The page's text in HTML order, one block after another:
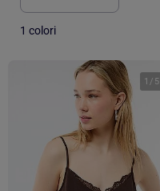
1 colori
1 / 5